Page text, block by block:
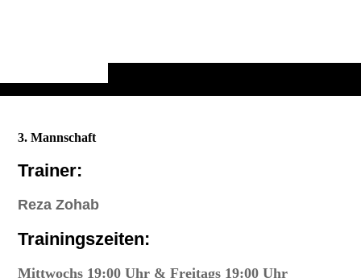
3. Mannschaft
Trainer:
Reza Zohab
Trainingszeiten:
Mittwochs 19:00 Uhr & Freitags 19:00 Uhr